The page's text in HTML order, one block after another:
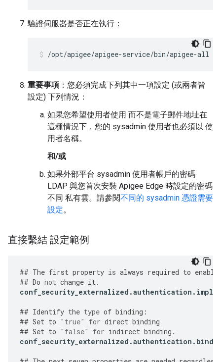
驗證伺服器是否正在執行：
/opt/apigee/apigee-service/bin/apigee-all
重要事項 ：您必須完成下列其中一項設定 (或兩者皆
設定) 下列情況：
如果您希望使用者使用 而不是電子郵件地址在
這種情況下，您的 sysadmin 使用者也必須以 使
用者名稱。
和/或
如果外部平台 sysadmin 使用者帳戶的密碼
LDAP 與您首次安裝 Apigee Edge 時設定的密碼
不同 私有雲。請參閱不同的 sysadmin 憑證需要
設定。
直接繫結 設定範例
## The first property is always required to enable
## Do not change it.
conf_security_externalized .authentication .
## Identify the type of binding :
## Set to "true" for direct binding
## Set to "false" for indirect binding .
conf_security_externalized .authentication . bind